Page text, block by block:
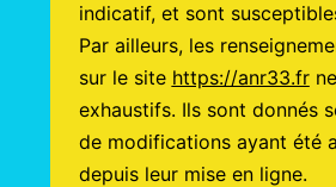
indicatif, et sont
Par ailleurs, les
sur le site https://anr33.fr
exhaustifs. Ils sont donnés
de modifications ayant été
depuis leur mise en ligne.